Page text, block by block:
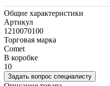
Общие характеристики
Артикул
1210070100
Торговая марка
Comet
В коробке
10
Задать вопрос специалисту